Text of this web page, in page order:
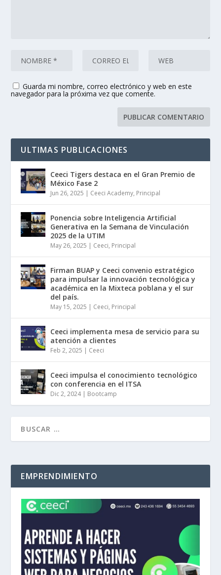
Guarda mi nombre, correo electrónico y web en este
navegador para la próxima vez que comente.
ULTIMAS PUBLICACIONES
Ceeci Tigers destaca en el Gran Premio de
México Fase 2
Jun 26, 2025 | Ceeci Academy, Principal
Ponencia sobre Inteligencia Artificial
Generativa en la Semana de Vinculación
2025 de la UTIM
May 26, 2025 | Ceeci, Principal
Firman BUAP y Ceeci convenio estratégico
para impulsar la innovación tecnológica y
académica en la Mixteca poblana y el sur
del país.
May 15, 2025 | Ceeci, Principal
Ceeci implementa mesa de servicio para su
atención a clientes
Feb 2, 2025 | Ceeci
Ceeci impulsa el conocimiento tecnológico
con conferencia en el ITSA
Dic 2, 2024| Bootcamp
EMPRENDIMIENTO